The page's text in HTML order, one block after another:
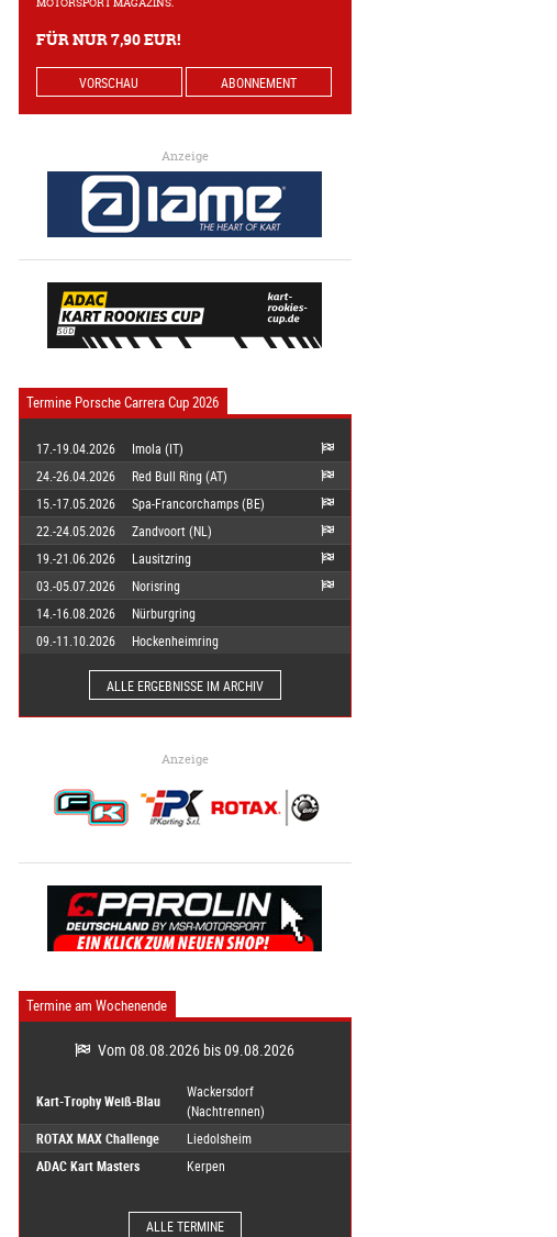
FÜR NUR 7,90 EUR!
VORSCHAU ABONNEMENT
Anzeige
Termine Porsche Carrera Cup 2026
17.-19.04.2026
Imola (IT)
24.-26.04.2026
Red Bull Ring (AT)
15.-17.05.2026
Spa-Francorchamps (BE)
22.-24.05.2026
Zandvoort (NL)
19.-21.06.2026
Lausitzring
03.-05.07.2026
Norisring
14.-16.08.2026
Nürburgring
09.-11.10.2026
Hockenheimring
ALLE ERGEBNISSE IM ARCHIV
Anzeige
Termine am Wochenende
Vom 08.08.2026 bis 09.08.2026
Kart-Trophy Weiß-Blau
Wackersdorf
(Nachtrennen)
ROTAX MAX Challenge
Liedolsheim
ADAC Kart Masters
Kerpen
ALLE TERMINE